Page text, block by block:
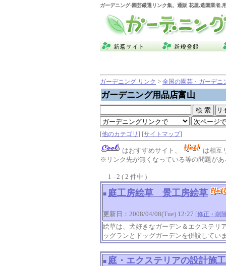
ガーデニング-園芸厳選リンク集。通販 花屋,造園業者,
ガーデニング リンク > 全国の園芸・ガーデニ
ガーデニング用品店富山
[他のカテゴリ ] [サイトマップ]
はおすすめサイト、
は相互
※リンク先が無くなっている等の問題が
1 - 2 ( 2 件中 )
■ 庭工房絵草 景工房絵草
更新日：2008/04/08(Tue) 12:27 [修正・削
絵草は、犬好きなガーデン＆エクステリ
ッグランとドッグガーデンを併設してい
■ 庭・エクステリアの設計施工